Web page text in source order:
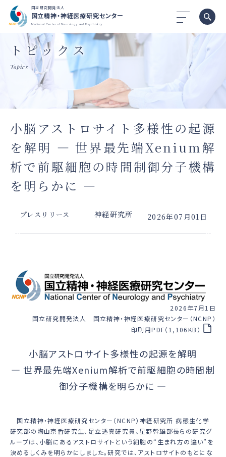
国立研究開発法人
国立精神・神経医療研究センター
National Center of Neurology and Psychiatry
トピックス
Topics
小脳アストロサイト多様性の起源
を解明 ― 世界最先端Xenium解
析で前駆細胞の時間制御分子機構
を明らかに ―
プレスリリース 神経研究所 2026年07月01日
2026年7月1日
国立研究開発法人 国立精神・神経医療研究センター（NCNP）
印刷用PDF（1,106KB）
小脳アストロサイト多様性の起源を解明
― 世界最先端Xenium解析で前駆細胞の時間制
御分子機構を明らかに ―
国立精神・神経医療研究センター（NCNP）神経研究所 病態生化学
研究部の陶山京香研究生、足立透真研究員、星野幹雄部長らの研究グ
ループは、小脳にあるアストロサイトという細胞の“生まれ方の違い”を
決めるしくみを明らかにしました。研究では、アストロサイトのもとにな